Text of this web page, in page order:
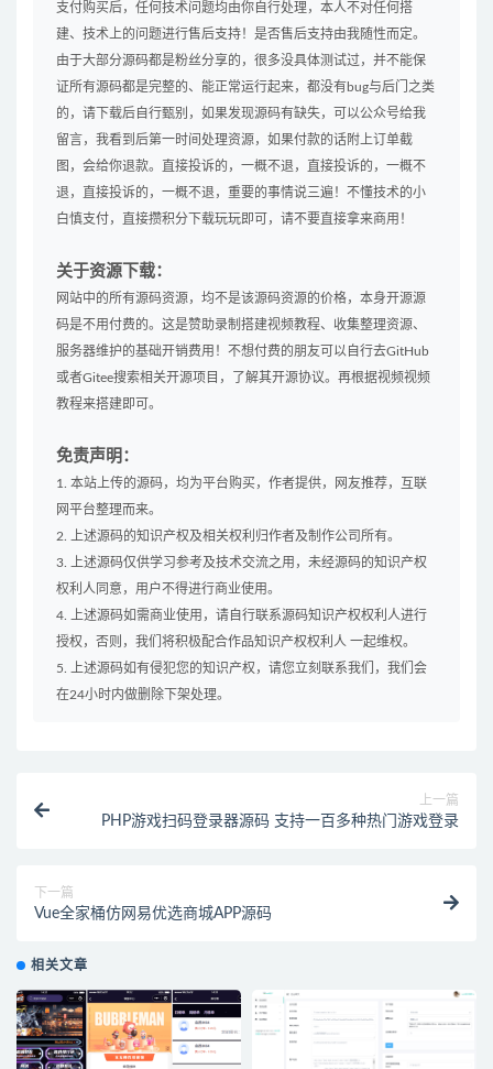
支付购买后，任何技术问题均由你自行处理，本人不对任何搭
建、技术上的问题进行售后支持！是否售后支持由我随性而定。
由于大部分源码都是粉丝分享的，很多没具体测试过，并不能保
证所有源码都是完整的、能正常运行起来，都没有bug与后门之类
的，请下载后自行甄别，如果发现源码有缺失，可以公众号给我
留言，我看到后第一时间处理资源，如果付款的话附上订单截
图，会给你退款。直接投诉的，一概不退，直接投诉的，一概不
退，直接投诉的，一概不退，重要的事情说三遍！不懂技术的小
白慎支付，直接攒积分下载玩玩即可，请不要直接拿来商用！
关于资源下载：
网站中的所有源码资源，均不是该源码资源的价格，本身开源源
码是不用付费的。这是赞助录制搭建视频教程、收集整理资源、
服务器维护的基础开销费用！不想付费的朋友可以自行去GitHub
或者Gitee搜索相关开源项目，了解其开源协议。再根据视频视频
教程来搭建即可。
免责声明：
1. 本站上传的源码，均为平台购买，作者提供，网友推荐，互联
网平台整理而来。
2. 上述源码的知识产权及相关权利归作者及制作公司所有。
3. 上述源码仅供学习参考及技术交流之用，未经源码的知识产权
权利人同意，用户不得进行商业使用。
4. 上述源码如需商业使用，请自行联系源码知识产权权利人进行
授权，否则，我们将积极配合作品知识产权权利人 一起维权。
5. 上述源码如有侵犯您的知识产权，请您立刻联系我们，我们会
在24小时内做删除下架处理。
上一篇
PHP游戏扫码登录器源码 支持一百多种热门游戏登录
下一篇
Vue全家桶仿网易优选商城APP源码
相关文章